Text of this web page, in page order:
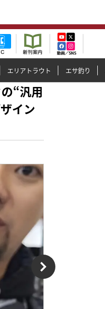
エリアトラウト エサ釣り
“汎用
イン